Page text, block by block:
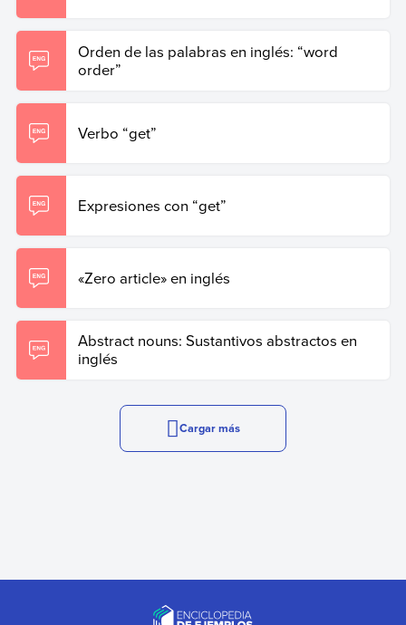
Orden de las palabras en inglés: “word
order”
Verbo “get”
Expresiones con “get”
«Zero article» en inglés
Abstract nouns: Sustantivos abstractos en
inglés
Cargar más